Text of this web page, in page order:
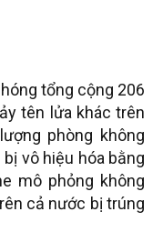
tổng cộng 206
tên lửa khác trên
phòng không
vô hiệu hóa bằng
mô phỏng không
cả nước bị trúng